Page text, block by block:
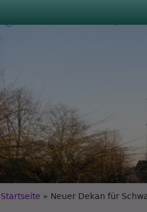
Breadcrumb
Startseite Neuer Dekan für